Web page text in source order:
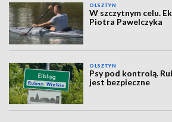
OLSZTYN
W szczytnym celu.
Piotra Pawelczyka
OLSZTYN
Psy pod kontrolą.
jest bezpieczne